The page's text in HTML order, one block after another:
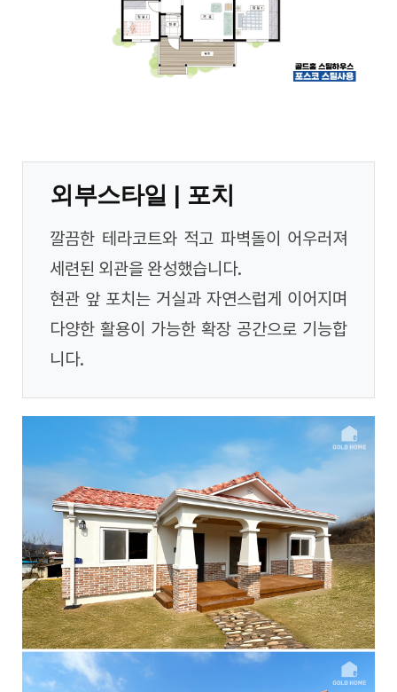
외부스타일 | 포치
깔끔한 테라코트와 적고 파벽돌이 어우러져
세련된 외관을 완성했습니다.
현관 앞 포치는 거실과 자연스럽게 이어지며
다양한 활용이 가능한 확장 공간으로 기능합
니다.